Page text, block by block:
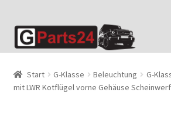
Zur
Navigation
Zum
Inhalt
Start G-Klasse Beleuchtung
G-
mit LWR Kotflügel vorne Gehäuse